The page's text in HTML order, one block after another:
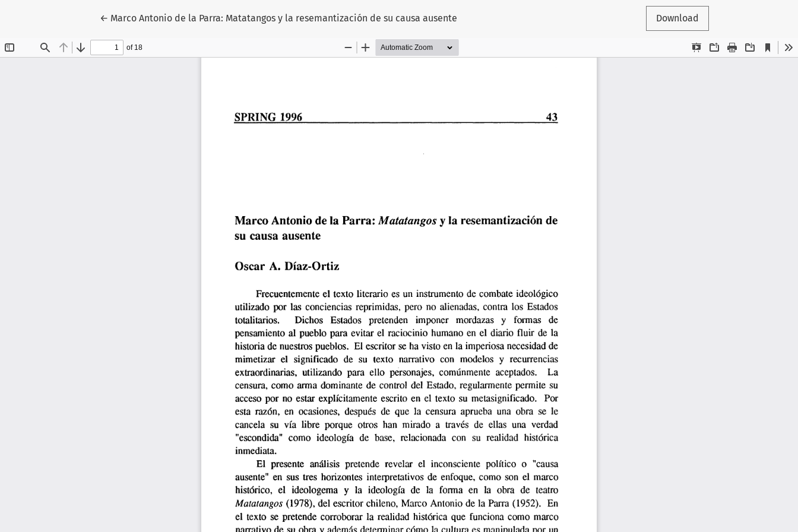
← Return to Article Details
Marco Antonio de la Parra: Matatangos y la resemantización de su causa ausente Download